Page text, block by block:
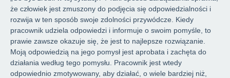
że człowiek jest zmuszony do podjęcia się odpowiedzialności i
rozwija w ten sposób swoje zdolności przywódcze. Kiedy
pracownik udziela odpowiedzi i informuje o swoim pomyśle, to
prawie zawsze okazuje się, że jest to najlepsze rozwiązanie.
Moją odpowiedzią na jego pomysł jest aprobata i zachęta do
działania według tego pomysłu. Pracownik jest wtedy
odpowiednio zmotywowany, aby działać, o wiele bardziej niż,